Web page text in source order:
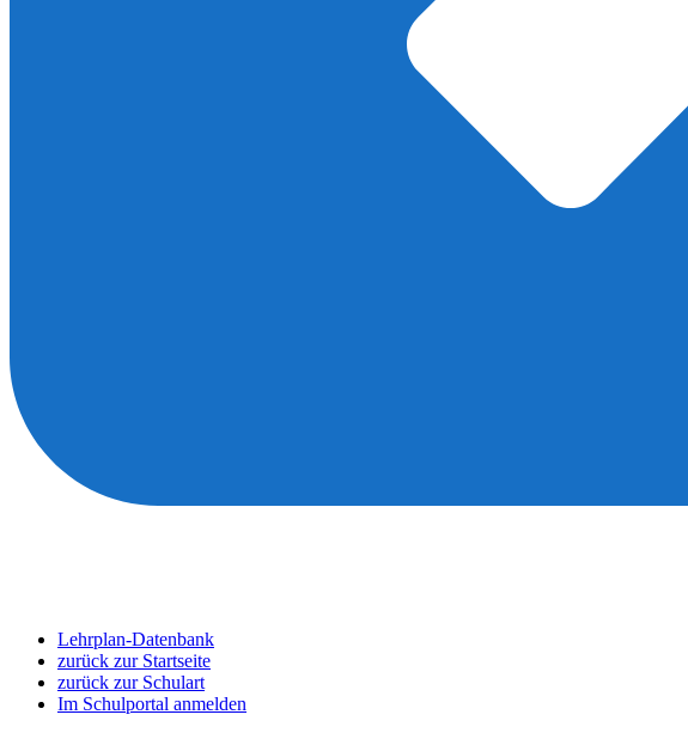
Lehrplan-Datenbank
zurück zur Startseite
zurück zur Schulart
Im Schulportal anmelden